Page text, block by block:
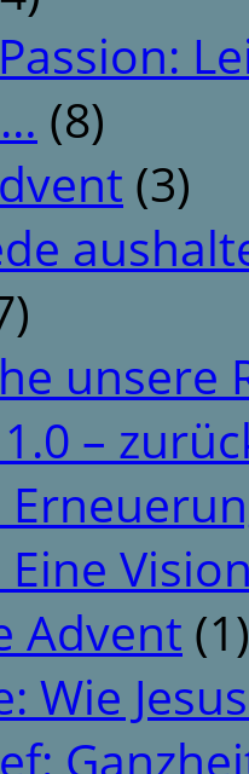
(8)
(3)
unsere
–
Eine
Advent (1)
Wie